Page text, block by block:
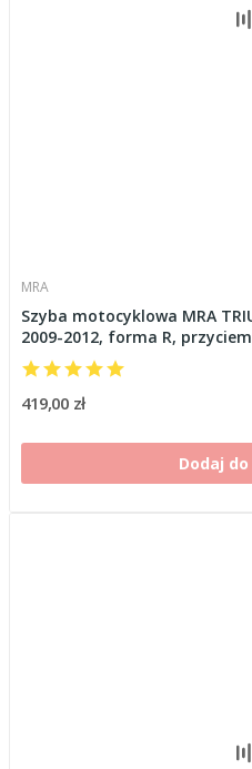
MRA
Szyba motocyklowa MRA
2009-2012, forma R,
419,00 zł
Dodaj